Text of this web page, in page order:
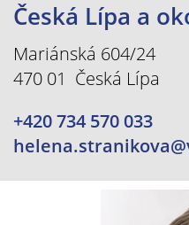
Česká Lípa a
Mariánská 604/24
470 01 Česká Lípa
+420 734 570 033